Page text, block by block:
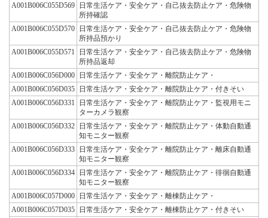
A001B006C055D569
日常生活ケア・安全ケア・自己抜去防止ケア・危険物
所持確認
A001B006C055D570
日常生活ケア・安全ケア・自己抜去防止ケア・危険物
所持品預かり
A001B006C055D571
日常生活ケア・安全ケア・自己抜去防止ケア・危険物
所持品返却
A001B006C056D000
日常生活ケア・安全ケア・離院防止ケア・
A001B006C056D035
日常生活ケア・安全ケア・離院防止ケア・付きそい
A001B006C056D331
日常生活ケア・安全ケア・離院防止ケア・監視用モニ
ターカメラ観察
A001B006C056D332
日常生活ケア・安全ケア・離院防止ケア・体動自動通
知モニター観察
A001B006C056D333
日常生活ケア・安全ケア・離院防止ケア・離床自動通
知モニター観察
A001B006C056D334
日常生活ケア・安全ケア・離院防止ケア・徘徊自動通
知モニター観察
A001B006C057D000
日常生活ケア・安全ケア・離棟防止ケア・
A001B006C057D035
日常生活ケア・安全ケア・離棟防止ケア・付きそい